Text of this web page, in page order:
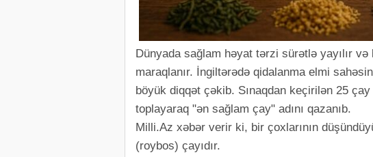
Dünyada sağlam həyat tərzi sürətlə yayılır
maraqlanır. İngiltərədə qidalanma elmi
böyük diqqət çəkib. Sınaqdan keçirilən 25
toplayaraq "ən sağlam çay" adını qazanıb.
Milli.Az xəbər verir ki, bir çoxlarının
(roybos) çayıdır.